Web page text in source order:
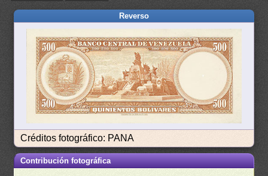
Reverso
Créditos fotográfico: PANA
Contribución fotográfica